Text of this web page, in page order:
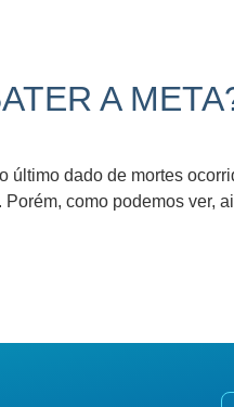
A
último dado de mortes
como podemos ver,